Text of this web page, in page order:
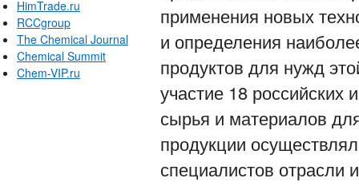
HimTrade.ru
RCCgroup
The Chemical Journal
Chemical Summit
Chem-VIP.ru
применения новых
и определения
продуктов для нужд
участие 18
сырья и материалов
продукции
специалистов отрасли